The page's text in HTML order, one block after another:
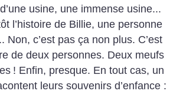
d’une usine, une immense usine...
l’histoire de Billie, une personne
Non, c’est pas ça non plus. C’est
de deux personnes. Deux meufs
! Enfin, presque. En tout cas, un
leurs souvenirs d’enfance :